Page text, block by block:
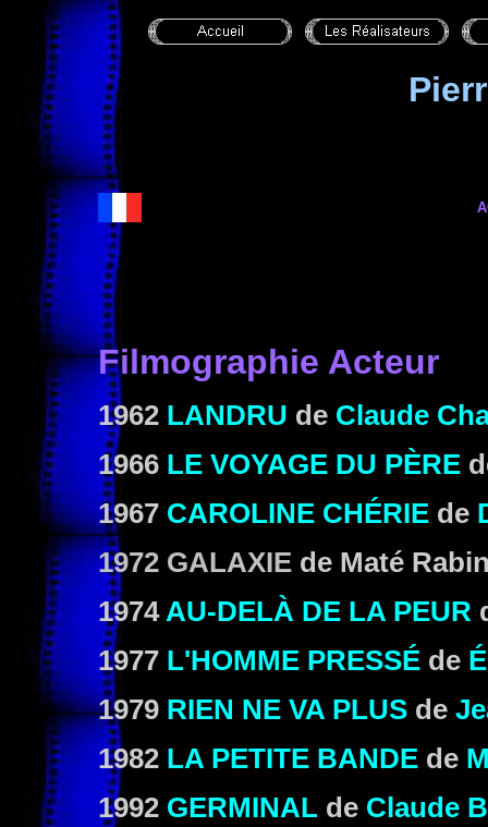
Filmographie Acteur
1962 LANDRU de Claude
1966 LE VOYAGE DU PÈRE
1967 CAROLINE CHÉRIE de
1972 GALAXIE de Maté
1974 AU-DELÀ DE LA PEUR
1977 L'HOMME PRESSÉ de
1979 RIEN NE VA PLUS de
1982 LA PETITE BANDE de
1992 GERMINAL de Claude